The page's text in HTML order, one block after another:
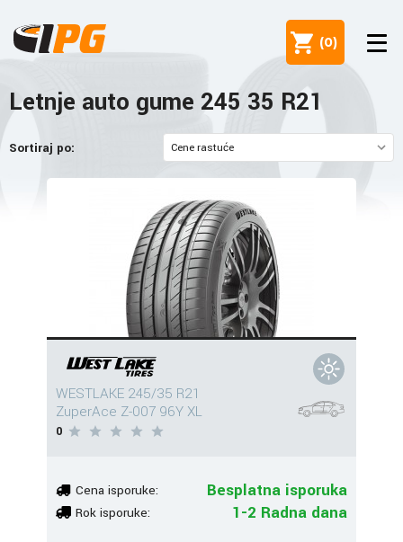
(0)
Letnje auto gume 245 35 R21
Sortiraj po:
WESTLAKE 245/35 R21
ZuperAce Z-007 96Y XL
0
Cena isporuke: Besplatna isporuka
Rok isporuke: 1-2 Radna dana